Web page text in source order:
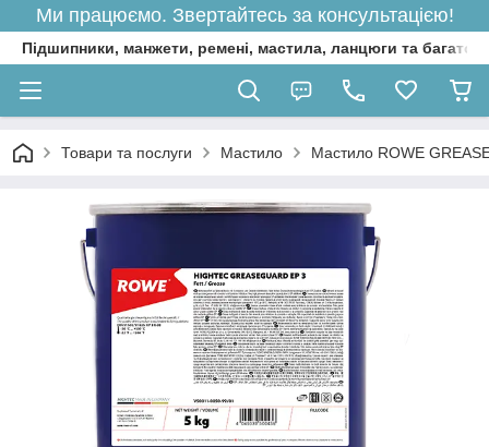
Ми працюємо. Звертайтесь за консультацією!
Підшипники, манжети, ремені, мастила, ланцюги та багато
Товари та послуги Мастило Мастило ROWE